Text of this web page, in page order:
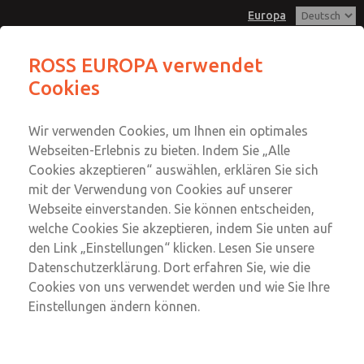
Europa
Einloggen
Anmeldung
Filter – Baureihen S-, M-, K- und
Anschlussgrößen G 1/8 bis G 2; Durchfluss bis 30.000 l/min
ROSS EUROPA verwendet
Cookies
Wir verwenden Cookies, um Ihnen ein optimales
Webseiten-Erlebnis zu bieten. Indem Sie „Alle
Cookies akzeptieren“ auswählen, erklären Sie sich
mit der Verwendung von Cookies auf unserer
Webseite einverstanden. Sie können entscheiden,
welche Cookies Sie akzeptieren, indem Sie unten auf
den Link „Einstellungen“ klicken. Lesen Sie unsere
Datenschutzerklärung. Dort erfahren Sie, wie die
Cookies von uns verwendet werden und wie Sie Ihre
Einstellungen ändern können.